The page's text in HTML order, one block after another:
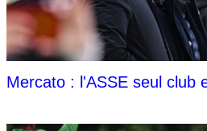
Mercato : l'ASSE seul club